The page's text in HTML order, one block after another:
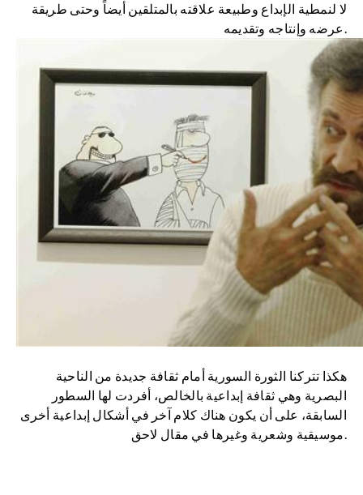
لا لنمطية الإبداع وطبيعة علاقته بالمتلقين أيضاً وحتى طريقة
عرضه وإنتاجه وتقديمه.
هكذا تتركنا الثورة السورية أمام ثقافة جديدة من الناحية
البصرية وهي ثقافة إبداعية بالخالص، أفردت لها السطور
السابقة، على أن يكون هناك كلام آخر في أشكال إبداعية أخرى
موسيقية وشعرية وغيرها في مقال لاحق.